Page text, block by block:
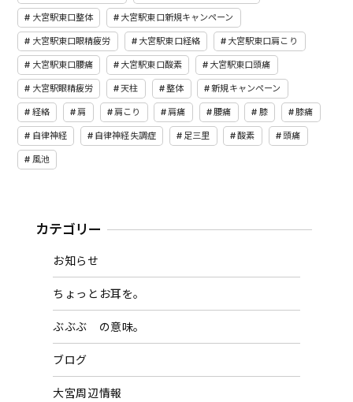
大宮駅東口整体 大宮駅東口新規キャンペーン
大宮駅東口眼精疲労 大宮駅東口経絡 大宮駅東口肩こり
大宮駅東口腰痛 大宮駅東口酸素 大宮駅東口頭痛
大宮駅眼精疲労 天柱 整体 新規キャンペーン
経絡 肩 肩こり 肩痛 腰痛 膝 膝痛
自律神経 自律神経失調症 足三里 酸素 頭痛
風池
カテゴリー
お知らせ
ちょっとお耳を。
ぶぶぶ の意味。
ブログ
大宮周辺情報